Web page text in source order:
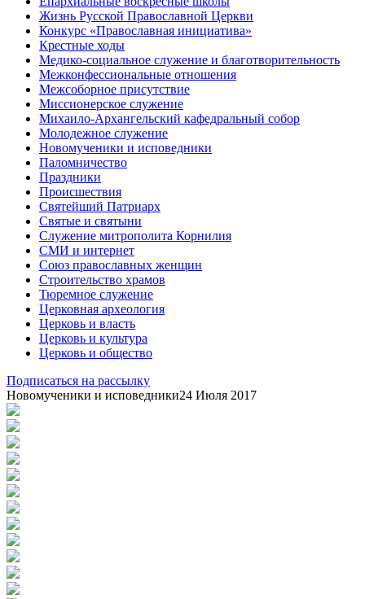
Жизнь Русской Православной Церкви
Конкурс «Православная инициатива»
Крестные ходы
Медико-социальное служение и благотворительность
Межконфессиональные отношения
Межсоборное присутствие
Миссионерское служение
Михаило-Архангельский кафедральный собор
Молодежное служение
Новомученики и исповедники
Паломничество
Праздники
Происшествия
Святейший Патриарх
Святые и святыни
Служение митрополита Корнилия
СМИ и интернет
Союз православных женщин
Строительство храмов
Тюремное служение
Церковная археология
Церковь и власть
Церковь и культура
Церковь и общество
Подписаться на рассылку
Новомученики и исповедники24 Июля 2017